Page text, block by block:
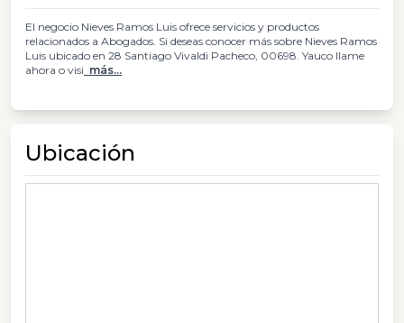
El negocio Nieves Ramos Luis ofrece servicios y productos
relacionados a Abogados. Si deseas conocer más sobre Nieves Ramos
Luis ubicado en 28 Santiago Vivaldi Pacheco, 00698. Yauco llame
ahora o visi más...
Ubicación